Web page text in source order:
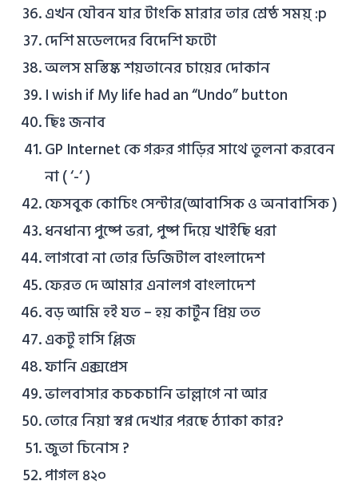
এখন যৌবন যার টাংকি মারার তার শ্রেষ্ঠ সময়্ :p
দেশি মডেলদের বিদেশি ফটো
অলস মস্তিষ্ক শয়তানের চায়ের দোকান
I wish if My life had an “Undo” button
ছিঃ জনাব
GP Internet কে গরুর গাড়ির সাথে তুলনা করবেন
না ( ‘-‘ )
ফেসবুক কোচিং সেন্টার(আবাসিক ও অনাবাসিক )
ধনধান্য পুষ্পে ভরা, পুষ্প দিয়ে খাইছি ধরা
লাগবো না তোর ডিজিটাল বাংলাদেশ
ফেরত দে আমার এনালগ বাংলাদেশ
বড় আমি হই যত – হয় কার্টুন প্রিয় তত
একটু হাসি প্লিজ
ফানি এক্সপ্রেস
ভালবাসার কচকচানি ভাল্লাগে না আর
তোরে নিয়া স্বপ্ন দেখার পরছে ঠ্যাকা কার?
জুতা চিনোস ?
পাগল ৪২০